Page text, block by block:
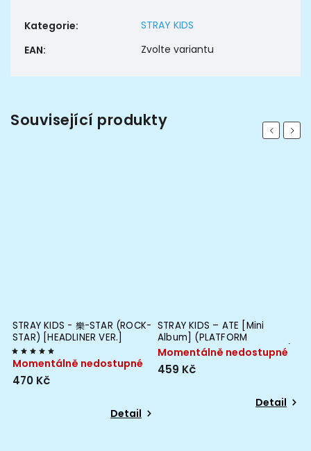
Kategorie:
STRAY KIDS
EAN: Zvolte variantu
Související produkty Previous
STRAY KIDS - 樂-STAR (ROCK-
STAR) [HEADLINER VER.]
ALBUM
Momentálně nedostupné
470 Kč
Detail
STRAY KIDS – ATE [Mini
Album] (PLATFORM
ALBUM_NEMO_A Ver., B Ver.)
Momentálně nedostupné
459 Kč
Detail
Next